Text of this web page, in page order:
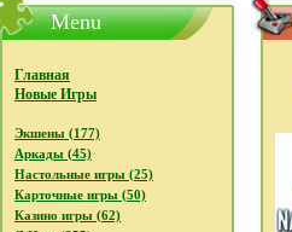
Menu
Главная
Новые Игры
Экшены (177)
Аркады (45)
Настольные игры (25)
Карточные игры (50)
Казино игры (62)